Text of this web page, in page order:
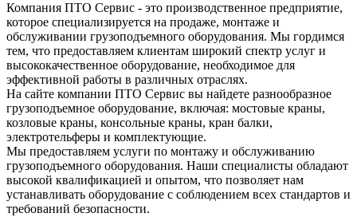
Компания ПТО Сервис - это производственное предприятие,
которое специализируется на продаже, монтаже и
обслуживании грузоподъемного оборудования. Мы гордимся
тем, что предоставляем клиентам широкий спектр услуг и
высококачественное оборудование, необходимое для
эффективной работы в различных отраслях.
На сайте компании ПТО Сервис вы найдете разнообразное
грузоподъемное оборудование, включая: мостовые краны,
козловые краны, консольные краны, кран балки,
электротельферы и комплектующие.
Мы предоставляем услуги по монтажу и обслуживанию
грузоподъемного оборудования. Наши специалисты обладают
высокой квалификацией и опытом, что позволяет нам
устанавливать оборудование с соблюдением всех стандартов и
требований безопасности.